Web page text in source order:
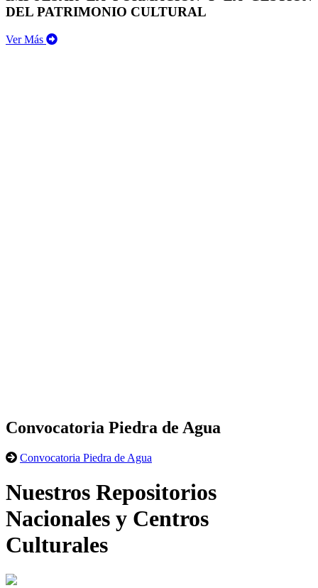
DEL PATRIMONIO CULTURAL
Ver Más
Convocatoria Piedra de Agua
Convocatoria Piedra de Agua
Nuestros Repositorios
Nacionales y Centros
Culturales